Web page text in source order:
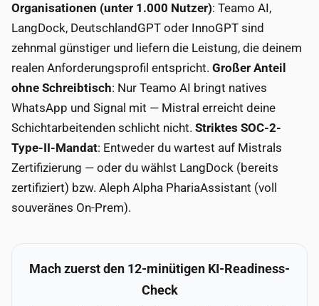
Organisationen (unter 1.000 Nutzer): Teamo AI,
LangDock, DeutschlandGPT oder InnoGPT sind
zehnmal günstiger und liefern die Leistung, die deinem
realen Anforderungsprofil entspricht. Großer Anteil
ohne Schreibtisch: Nur Teamo AI bringt natives
WhatsApp und Signal mit — Mistral erreicht deine
Schichtarbeitenden schlicht nicht. Striktes SOC-2-
Type-II-Mandat: Entweder du wartest auf Mistrals
Zertifizierung — oder du wählst LangDock (bereits
zertifiziert) bzw. Aleph Alpha PhariaAssistant (voll
souveränes On-Prem).
Mach zuerst den 12-minütigen KI-Readiness-
Check